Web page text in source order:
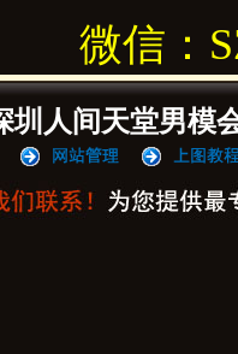
微信：
圳人间天堂男模